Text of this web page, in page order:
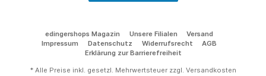
edingershops Magazin Unsere Filialen
Versand
Impressum
Datenschutz Widerrufsrecht
AGB
Erklärung zur Barrierefreiheit
* Alle Preise inkl. gesetzl. Mehrwertsteuer zzgl. Versandkosten